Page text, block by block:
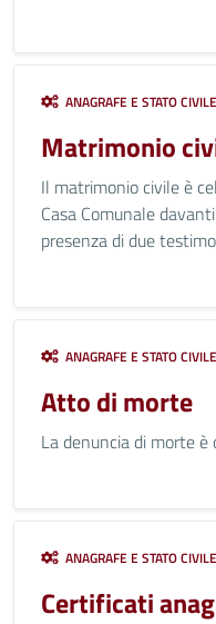
ANAGRAFE E STATO CIVILE
Matrimonio
Il matrimonio civile è
Casa Comunale
presenza di due
ANAGRAFE E STATO CIVILE
Atto di morte
La denuncia di morte
ANAGRAFE E STATO CIVILE
Certificati